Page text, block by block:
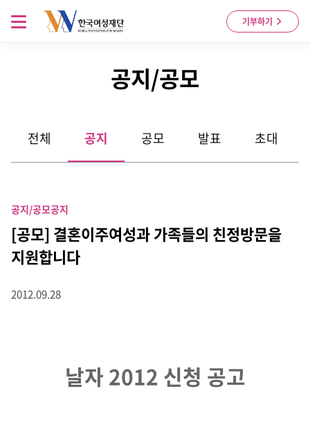
Skip to content
기부하기
메뉴 열기
공지/공모
전체 공지 공모 발표 초대
공지/공모공지
[공모] 결혼이주여성과 가족들의 친정방문을
지원합니다
2012.09.28
날자 2012 신청 공고